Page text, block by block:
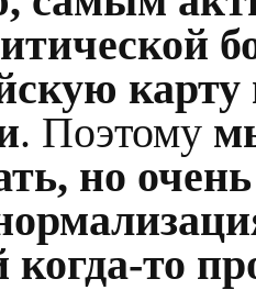
. Поэтому
но
то